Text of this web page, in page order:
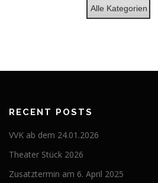
Alle Kategorien
RECENT POSTS
VVK ab dem 24.01.2026
Theater Stück 2026
Zusatztermin am 6. April 2025